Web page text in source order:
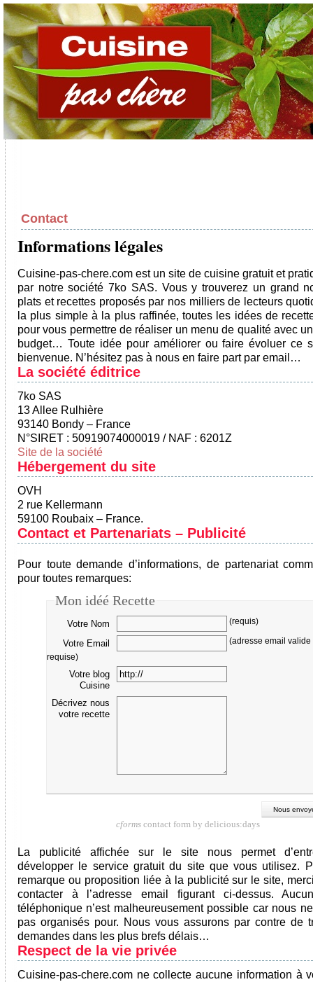
Contact
Informations légales
Cuisine-pas-chere.com est un site de cuisine gratuit et
par notre société 7ko SAS. Vous y trouverez un grand
plats et recettes proposés par nos milliers de lecteurs
la plus simple à la plus raffinée, toutes les idées de
pour vous permettre de réaliser un menu de qualité avec
budget… Toute idée pour améliorer ou faire évoluer ce
bienvenue. N’hésitez pas à nous en faire part par email…
La société éditrice
7ko SAS
13 Allee Rulhière
93140 Bondy – France
N°SIRET : 50919074000019 / NAF : 6201Z
Site de la société
Hébergement du site
OVH
2 rue Kellermann
59100 Roubaix – France.
Contact et Partenariats – Publicité
Pour toute demande d’informations, de partenariat
pour toutes remarques:
Mon idéé Recette
Votre Nom (requis)
Votre Email
(adresse email valide
requise)
Votre blog
Cuisine
Décrivez nous
votre recette
cforms contact form by delicious:days
La publicité affichée sur le site nous permet
développer le service gratuit du site que vous utilisez.
remarque ou proposition liée à la publicité sur le site,
contacter à l’adresse email figurant ci-dessus.
téléphonique n’est malheureusement possible car nous
pas organisés pour. Nous vous assurons par contre de
demandes dans les plus brefs délais…
Respect de la vie privée
Cuisine-pas-chere.com ne collecte aucune information à